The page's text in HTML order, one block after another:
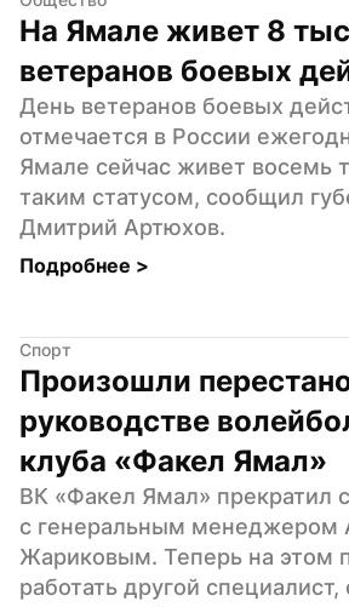
На Ямале живет 8
ветеранов боевых
День ветеранов боевых
отмечается в России
Ямале сейчас живет восемь
таким статусом, сообщил
Дмитрий Артюхов.
Подробнее >
Спорт
Произошли
руководстве
клуба «Факел Ямал»
ВК «Факел Ямал» прекратил
с генеральным менеджером
Жариковым. Теперь на этом
работать другой